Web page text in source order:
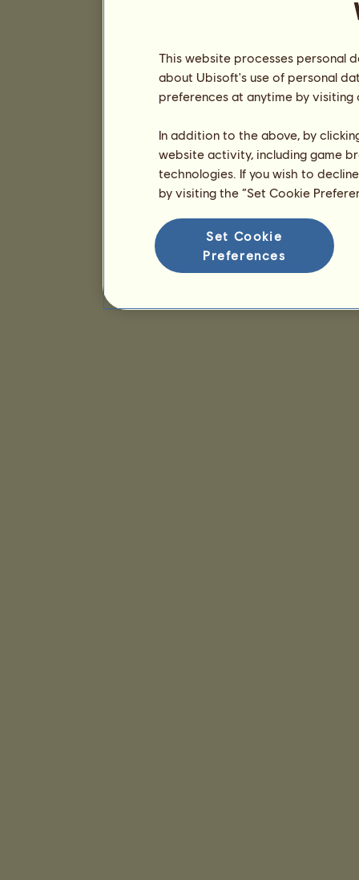
This website processes personal
about Ubisoft's use of personal
preferences at anytime by
In addition to the above, by
website activity, including game
technologies. If you wish to
by visiting the “Set Cookie
Set Cookie
Preferences